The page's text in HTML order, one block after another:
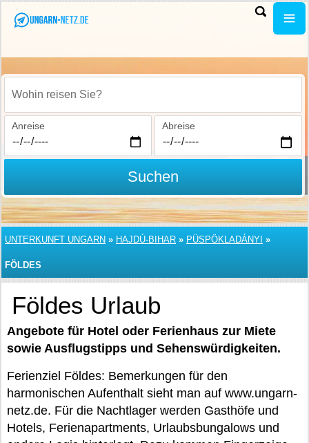
Wohin reisen Sie?
Anreise Abreise
Suchen
UNTERKUNFT UNGARN » HAJDÚ-BIHAR » PÜSPÖKLADÁNYI »
FÖLDES
Földes Urlaub
Angebote für Hotel oder Ferienhaus zur Miete
sowie Ausflugstipps und Sehenswürdigkeiten.
Ferienziel Földes: Bemerkungen für den
harmonischen Aufenthalt sieht man auf www.ungarn-
netz.de. Für die Nachtlager werden Gasthöfe und
Hotels, Ferienapartments, Urlaubsbungalows und